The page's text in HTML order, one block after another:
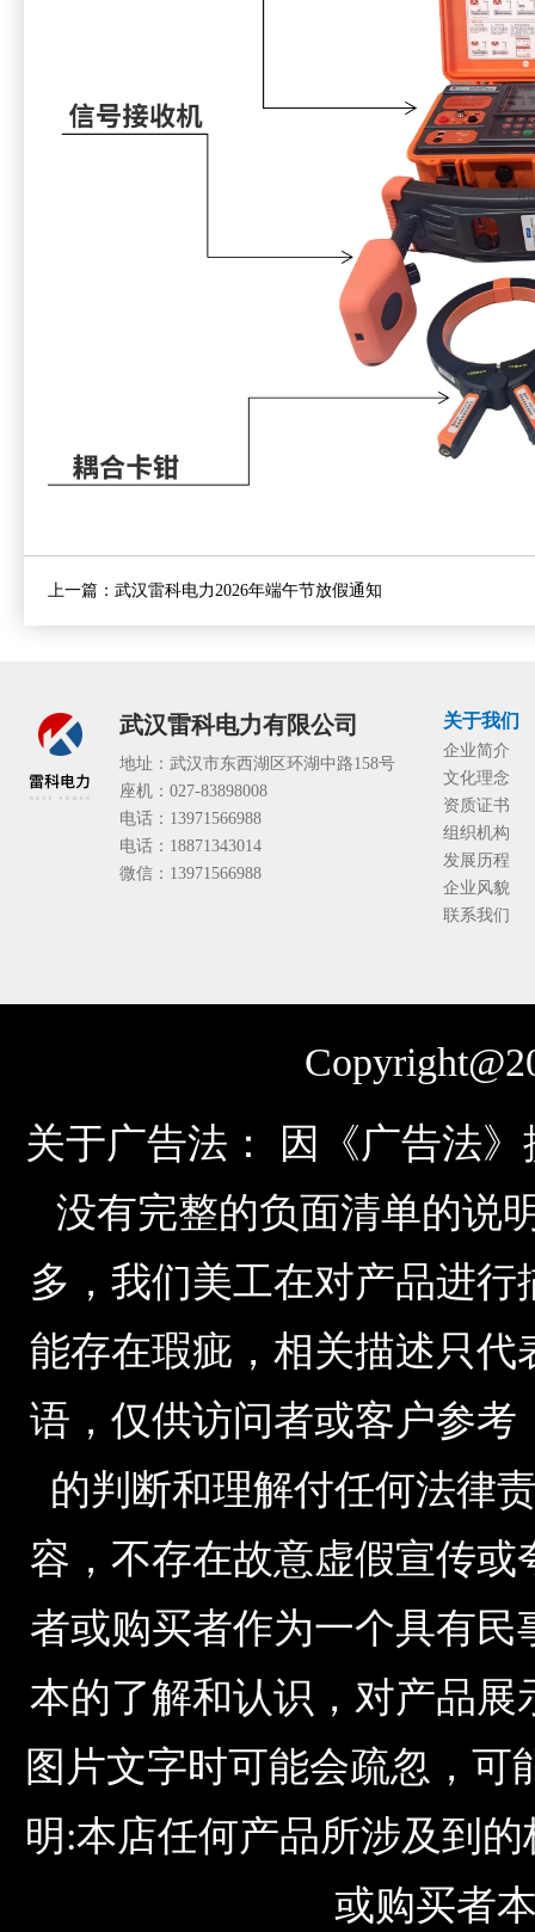
上一篇： 武汉雷科电力2026年端午节放假通知
武汉雷科电力有限公司
地址：武汉市东西湖区环湖中路158号
座机：027-83898008
电话：13971566988
电话：18871343014
微信：13971566988
关于我们
企业简介
文化理念
资质证书
组织机构
发展历程
企业风貌
联系我们
关于广告法： 因《广告法
没有完整的负面清单的说
多，我们美工在对产品进
能存在瑕疵，相关描述只
语，仅供访问者或客户参
的判断和理解付任何法律
容，不存在故意虚假宣传
者或购买者作为一个具有
本的了解和认识，对产品
图片文字时可能会疏忽，
明:本店任何产品所涉及到
或购买者